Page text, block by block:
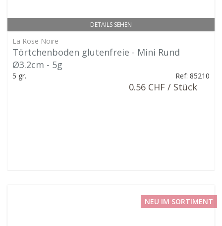
DETAILS SEHEN
La Rose Noire
Törtchenboden glutenfreie - Mini Rund
Ø3.2cm - 5g
5 gr. Ref: 85210
0.56 CHF / Stück
NEU IM SORTIMENT